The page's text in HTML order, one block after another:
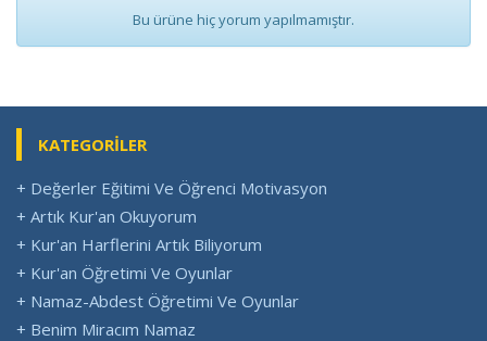
Bu ürüne hiç yorum yapılmamıştır.
KATEGORİLER
+ Değerler Eğitimi Ve Öğrenci Motivasyon
+ Artık Kur'an Okuyorum
+ Kur'an Harflerini Artık Biliyorum
+ Kur'an Öğretimi Ve Oyunlar
+ Namaz-Abdest Öğretimi Ve Oyunlar
+ Benim Miracım Namaz